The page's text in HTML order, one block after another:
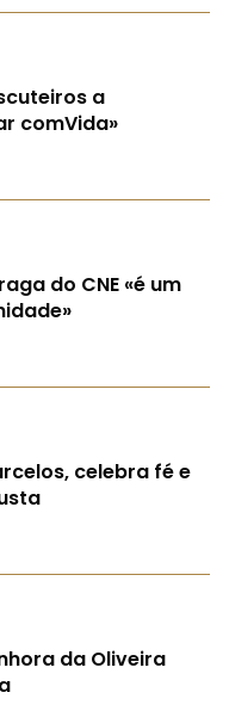
a
comVida»
do CNE «é um
celebra fé e
da Oliveira